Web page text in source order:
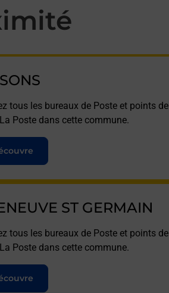
tous les bureaux de Poste et points de
Poste dans cette commune.
ST GERMAIN
tous les bureaux de Poste et points de
Poste dans cette commune.